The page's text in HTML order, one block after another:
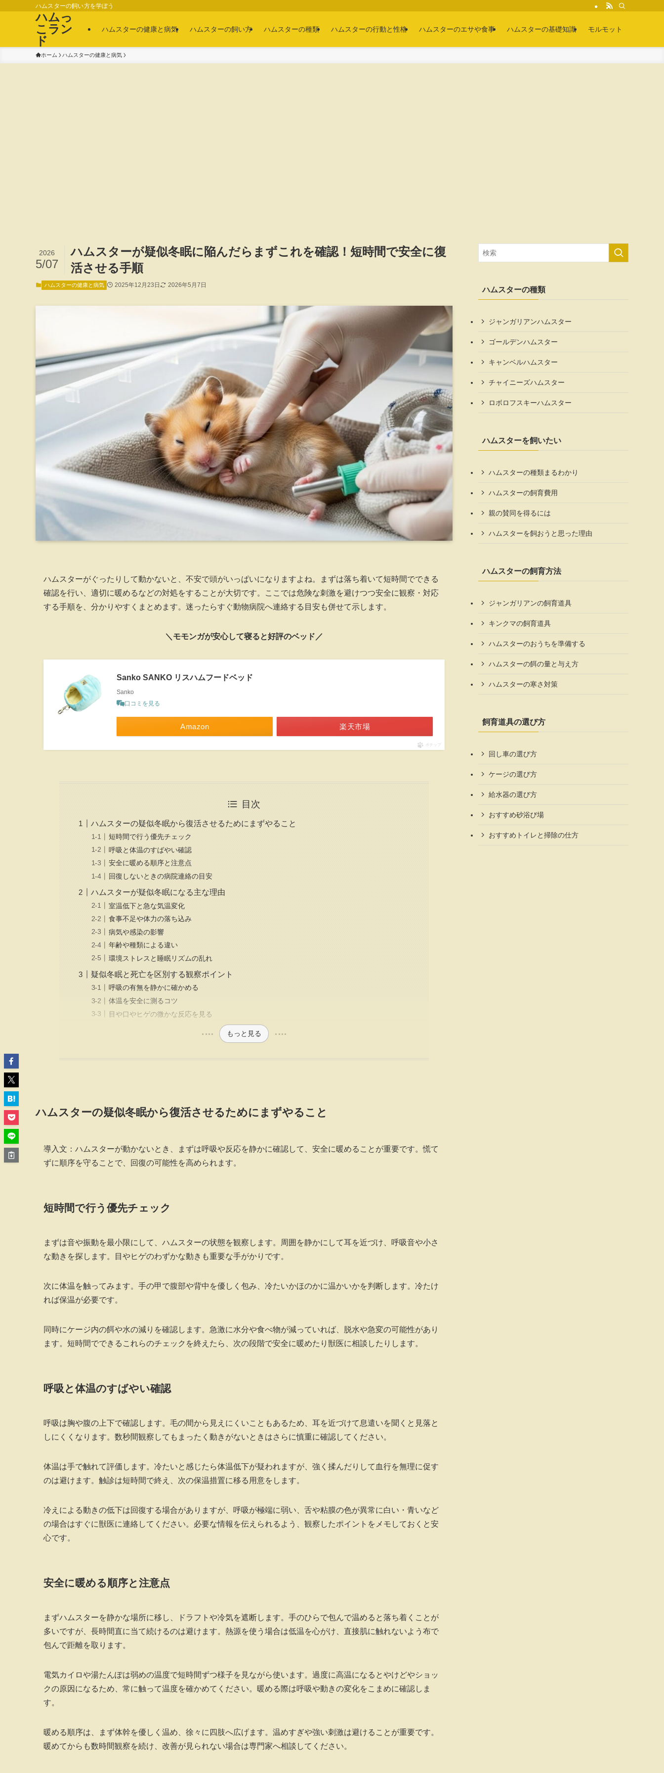
ハムスターの飼い方を学ぼう
ハムっ
こラン
ド
ハムスターの健康と病気 ハムスターの飼い方 ハムスターの種類 ハムスターの行動と性格 ハムスターのエサや食事 ハムスターの基礎知識 モルモット
ホーム ハムスターの健康と病気
ハムスターが疑似冬眠に陥んだらまずこれを確認！短時間で安全に復
活させる手順
2026
5/07
ハムスターの健康と病気 2025年12月23日 2026年5月7日
ハムスターがぐったりして動かないと、不安で頭がいっぱいになりますよね。まずは落ち着いて短時間でできる
確認を行い、適切に暖めるなどの対処をすることが大切です。ここでは危険な刺激を避けつつ安全に観察・対応
する手順を、分かりやすくまとめます。迷ったらすぐ動物病院へ連絡する目安も併せて示します。
＼モモンガが安心して寝ると好評のベッド／
Sanko SANKO リスハムフードベッド
Sanko
口コミを見る
Amazon 楽天市場
ポチップ
目次
ハムスターの疑似冬眠から復活させるためにまずやること
短時間で行う優先チェック
呼吸と体温のすばやい確認
安全に暖める順序と注意点
回復しないときの病院連絡の目安
ハムスターが疑似冬眠になる主な理由
室温低下と急な気温変化
食事不足や体力の落ち込み
病気や感染の影響
年齢や種類による違い
環境ストレスと睡眠リズムの乱れ
疑似冬眠と死亡を区別する観察ポイント
呼吸の有無を静かに確かめる
体温を安全に測るコツ
目や口やヒゲの微かな反応を見る
もっと見る
ハムスターの疑似冬眠から復活させるためにまずやること
導入文：ハムスターが動かないとき、まずは呼吸や反応を静かに確認して、安全に暖めることが重要です。慌て
ずに順序を守ることで、回復の可能性を高められます。
短時間で行う優先チェック
まずは音や振動を最小限にして、ハムスターの状態を観察します。周囲を静かにして耳を近づけ、呼吸音や小さ
な動きを探します。目やヒゲのわずかな動きも重要な手がかりです。
次に体温を触ってみます。手の甲で腹部や背中を優しく包み、冷たいかほのかに温かいかを判断します。冷たけ
れば保温が必要です。
同時にケージ内の餌や水の減りを確認します。急激に水分や食べ物が減っていれば、脱水や急変の可能性があり
ます。短時間でできるこれらのチェックを終えたら、次の段階で安全に暖めたり獣医に相談したりします。
呼吸と体温のすばやい確認
呼吸は胸や腹の上下で確認します。毛の間から見えにくいこともあるため、耳を近づけて息遣いを聞くと見落と
しにくくなります。数秒間観察してもまったく動きがないときはさらに慎重に確認してください。
体温は手で触れて評価します。冷たいと感じたら体温低下が疑われますが、強く揉んだりして血行を無理に促す
のは避けます。触診は短時間で終え、次の保温措置に移る用意をします。
冷えによる動きの低下は回復する場合がありますが、呼吸が極端に弱い、舌や粘膜の色が異常に白い・青いなど
の場合はすぐに獣医に連絡してください。必要な情報を伝えられるよう、観察したポイントをメモしておくと安
心です。
安全に暖める順序と注意点
まずハムスターを静かな場所に移し、ドラフトや冷気を遮断します。手のひらで包んで温めると落ち着くことが
多いですが、長時間直に当て続けるのは避けます。熱源を使う場合は低温を心がけ、直接肌に触れないよう布で
包んで距離を取ります。
電気カイロや湯たんぽは弱めの温度で短時間ずつ様子を見ながら使います。過度に高温になるとやけどやショッ
クの原因になるため、常に触って温度を確かめてください。暖める際は呼吸や動きの変化をこまめに確認しま
す。
暖める順序は、まず体幹を優しく温め、徐々に四肢へ広げます。温めすぎや強い刺激は避けることが重要です。
暖めてからも数時間観察を続け、改善が見られない場合は専門家へ相談してください。
ハムスターの種類
ジャンガリアンハムスター
ゴールデンハムスター
キャンベルハムスター
チャイニーズハムスター
ロボロフスキーハムスター
ハムスターを飼いたい
ハムスターの種類まるわかり
ハムスターの飼育費用
親の賛同を得るには
ハムスターを飼おうと思った理由
ハムスターの飼育方法
ジャンガリアンの飼育道具
キンクマの飼育道具
ハムスターのおうちを準備する
ハムスターの餌の量と与え方
ハムスターの寒さ対策
飼育道具の選び方
回し車の選び方
ケージの選び方
給水器の選び方
おすすめ砂浴び場
おすすめトイレと掃除の仕方